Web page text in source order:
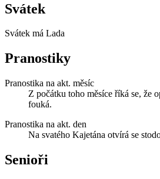
Svátek
Svátek má Lada
Pranostiky
Pranostika na akt. měsíc
Z počátku toho měsíce říká se, že
fouká.
Pranostika na akt. den
Na svatého Kajetána otvírá se
Senioři